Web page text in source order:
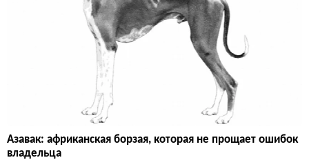
Азавак: африканская борзая, которая не прощает ошибок
владельца